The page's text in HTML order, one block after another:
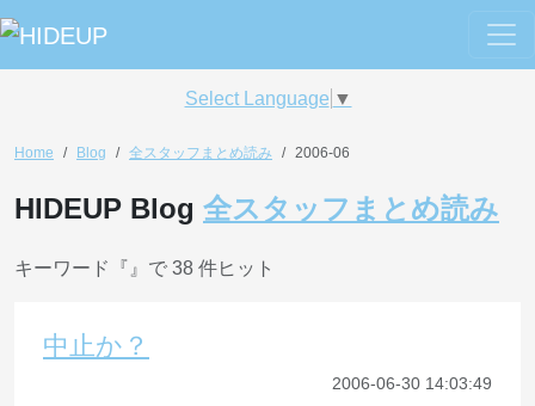
Select Language ▼
Home Blog 全スタッフまとめ読み 2006-06
HIDEUP Blog 全スタッフまとめ読み
キーワード『 』で 38 件ヒット
中止か？
2006-06-30 14:03:49